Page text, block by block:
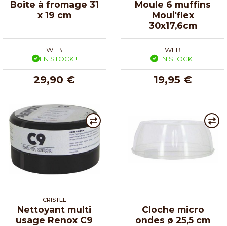
Boite à fromage 31
x 19 cm
WEB
EN STOCK !
29,90 €
Moule 6 muffins
Moul'flex
30x17,6cm
WEB
EN STOCK !
19,95 €
CRISTEL
Nettoyant multi
usage Renox C9
Cloche micro
ondes ø 25,5 cm